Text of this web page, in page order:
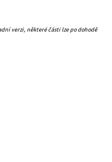
verzi, některé části lze po dohodě